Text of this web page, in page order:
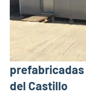
del Castillo